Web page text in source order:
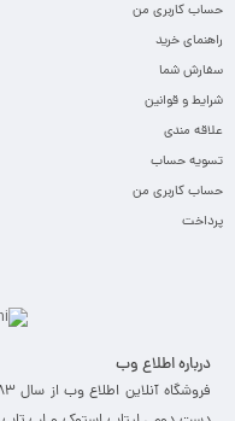
حساب کاربری من
راهنمای خرید
سفارش شما
شرایط و قوانین
علاقه مندی
تسویه حساب
حساب کاربری من
پرداخت
درباره اطلاع وب